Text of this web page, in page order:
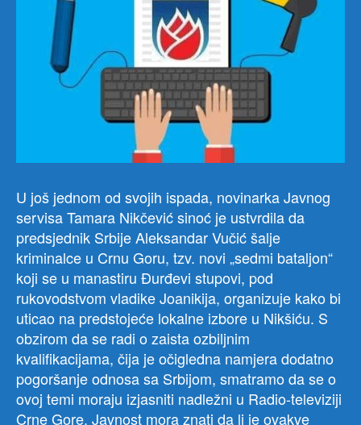
U još jednom od svojih ispada, novinarka Javnog
servisa Tamara Nikčević sinoć je ustvrdila da
predsjednik Srbije Aleksandar Vučić šalje
kriminalce u Crnu Goru, tzv. novi „sedmi bataljon“
koji se u manastiru Đurđevi stupovi, pod
rukovodstvom vladike Joanikija, organizuje kako bi
uticao na predstojeće lokalne izbore u Nikšiću. S
obzirom da se radi o zaista ozbiljnim
kvalifikacijama, čija je očigledna namjera dodatno
pogoršanje odnosa sa Srbijom, smatramo da se o
ovoj temi moraju izjasniti nadležni u Radio-televiziji
Crne Gore. Javnost mora znati da li je ovakve